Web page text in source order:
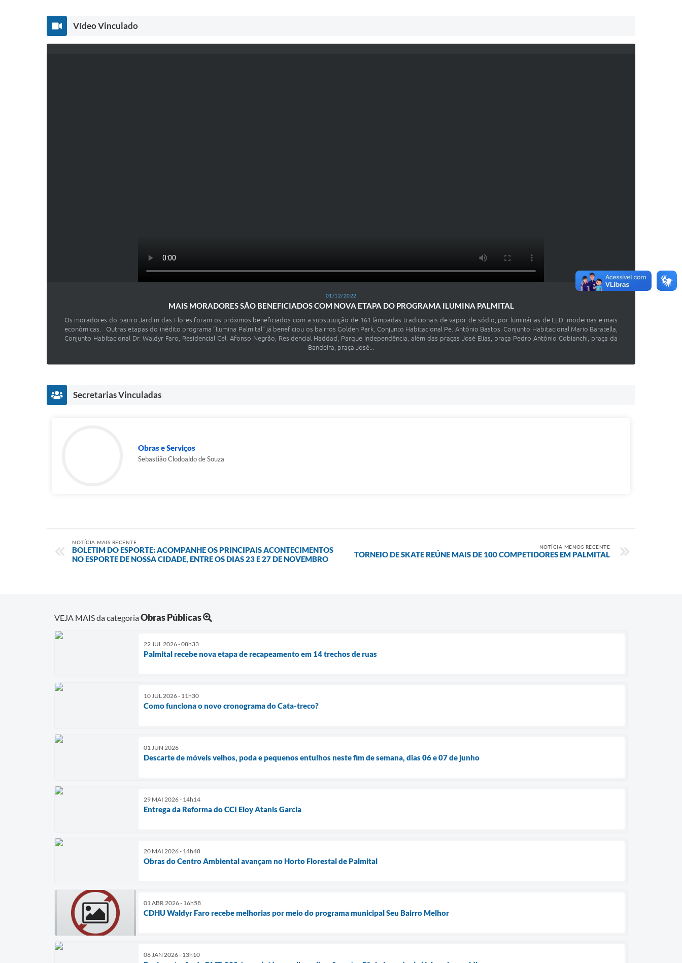
Vídeo Vinculado
01/12/2022
MAIS MORADORES SÃO BENEFICIADOS COM NOVA ETAPA DO PROGRAMA ILUMINA PALMITAL
Os moradores do bairro Jardim das Flores foram os próximos beneficiados com a substituição de 161 lâmpadas tradicionais de vapor de sódio, por luminárias de LED, modernas e mais
econômicas. Outras etapas do inédito programa “Ilumina Palmital” já beneficiou os bairros Golden Park, Conjunto Habitacional Pe. Antônio Bastos, Conjunto Habitacional Mario Baratella,
Conjunto Habitacional Dr. Waldyr Faro, Residencial Cel. Afonso Negrão, Residencial Haddad, Parque Independência, além das praças José Elias, praça Pedro Antônio Cobianchi, praça da
Bandeira, praça José...
Secretarias Vinculadas
Obras e Serviços
Sebastião Clodoaldo de Souza
NOTÍCIA MAIS RECENTE
BOLETIM DO ESPORTE: ACOMPANHE OS PRINCIPAIS ACONTECIMENTOS
NO ESPORTE DE NOSSA CIDADE, ENTRE OS DIAS 23 E 27 DE NOVEMBRO
NOTÍCIA MENOS RECENTE
TORNEIO DE SKATE REÚNE MAIS DE 100 COMPETIDORES EM PALMITAL
VEJA MAIS da categoriaObras Públicas
22 JUL 2026 - 08h33
Palmital recebe nova etapa de recapeamento em 14 trechos de ruas
10 JUL 2026 - 11h30
Como funciona o novo cronograma do Cata-treco?
01 JUN 2026
Descarte de móveis velhos, poda e pequenos entulhos neste fim de semana, dias 06 e 07 de junho
29 MAI 2026 - 14h14
Entrega da Reforma do CCI Eloy Atanis Garcia
20 MAI 2026 - 14h48
Obras do Centro Ambiental avançam no Horto Florestal de Palmital
01 ABR 2026 - 16h58
CDHU Waldyr Faro recebe melhorias por meio do programa municipal Seu Bairro Melhor
06 JAN 2026 - 13h10